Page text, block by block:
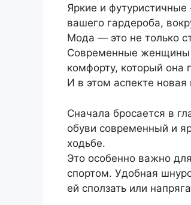
Яркие и
вашего гардероба,
Мода — это не только
Современные женщины
комфорту, который она
И в этом аспекте
Сначала бросается в
обуви современный и
ходьбе.
Это особенно важно
спортом. Удобная
ей сползать или